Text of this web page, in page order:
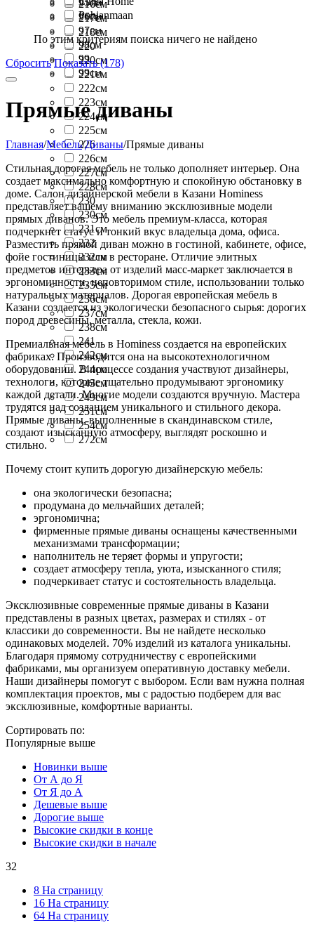
216см
217см
218см
220
220см
221см
222см
223см
224см
225см
226
226см
227см
228см
230
230см
231см
232
232см
233см
235см
236см
237см
238см
241
242см
244см
245см
249см
251см
254см
272см
95см
96см
97см
98см
99
99см
Pohjanmaan
По этим критериям поиска ничего не найдено
Сбросить Показать (178)
Прямые диваны
Главная/Мебель/Диваны/Прямые диваны
Стильная дорогая мебель не только дополняет интерьер. Она
создает максимально комфортную и спокойную обстановку в
доме. Салон дизайнерской мебели в Казани Hominess
представляет вашему вниманию эксклюзивные модели
прямых диванов. Это мебель премиум-класса, которая
подчеркнет статус и тонкий вкус владельца дома, офиса.
Разместить прямой диван можно в гостиной, кабинете, офисе,
фойе гостиницы или в ресторане. Отличие элитных
предметов интерьера от изделий масс-маркет заключается в
эргономичности, неповторимом стиле, использовании только
натуральных материалов. Дорогая европейская мебель в
Казани создается из экологически безопасного сырья: дорогих
пород древесины, металла, стекла, кожи.
Премиальная мебель в Hominess создается на европейских
фабриках. Производится она на высокотехнологичном
оборудовании. В процессе создания участвуют дизайнеры,
технологи, которые тщательно продумывают эргономику
каждой детали. Многие модели создаются вручную. Мастера
трудятся над созданием уникального и стильного декора.
Прямые диваны, выполненные в скандинавском стиле,
создают изысканную атмосферу, выглядят роскошно и
стильно.
Почему стоит купить дорогую дизайнерскую мебель:
она экологически безопасна;
продумана до мельчайших деталей;
эргономична;
фирменные прямые диваны оснащены качественными
механизмами трансформации;
наполнитель не теряет формы и упругости;
создает атмосферу тепла, уюта, изысканного стиля;
подчеркивает статус и состоятельность владельца.
Эксклюзивные современные прямые диваны в Казани
представлены в разных цветах, размерах и стилях - от
классики до современности. Вы не найдете несколько
одинаковых моделей. 70% изделий из каталога уникальны.
Благодаря прямому сотрудничеству с европейскими
фабриками, мы организуем оперативную доставку мебели.
Наши дизайнеры помогут с выбором. Если вам нужна полная
комплектация проектов, мы с радостью подберем для вас
эксклюзивные, комфортные варианты.
Сортировать по:
Популярные выше
Новинки выше
От А до Я
От Я до А
Дешевые выше
Дорогие выше
Высокие скидки в конце
Высокие скидки в начале
32
8 На страницу
16 На страницу
64 На страницу